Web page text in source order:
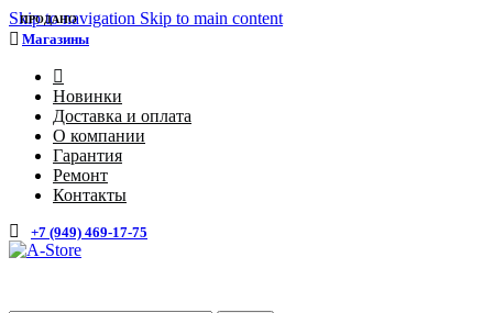
Skip to navigation Skip to main content
Магазины
Новинки
Доставка и оплата
О компании
Гарантия
Ремонт
Контакты
+7 (949) 469-17-75
ПРОДАНО